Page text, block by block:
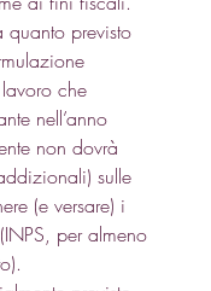
previsto
che
nell’anno
non dovrà
sulle
(e versare) i
per almeno